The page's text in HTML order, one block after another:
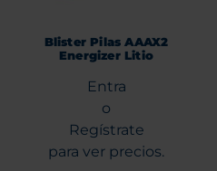
Blister Pilas AAAX2
Energizer Litio
Entra
o
Regístrate
para ver precios.